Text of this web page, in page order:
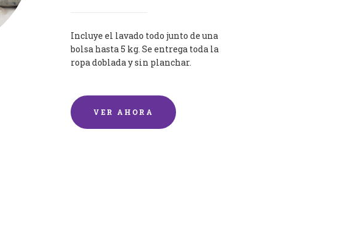
Incluye el lavado todo junto de una
bolsa hasta 5 kg. Se entrega toda la
ropa doblada y sin planchar.
VER AHORA